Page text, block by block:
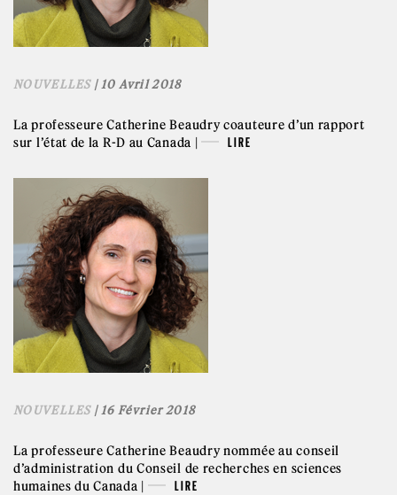
NOUVELLES| 10 Avril 2018
La professeure Catherine Beaudry coauteure d’un rapport
sur l’état de la R-D au Canada |
LIRE
NOUVELLES| 16 Février 2018
La professeure Catherine Beaudry nommée au conseil
d’administration du Conseil de recherches en sciences
humaines du Canada |
LIRE